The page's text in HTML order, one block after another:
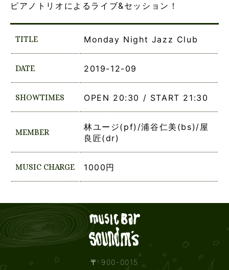
ピアノトリオによるライブ&セッション！
TITLE Monday Night Jazz Club
DATE 2019-12-09
SHOWTIMES OPEN 20:30 / START 21:30
MEMBER
林ユージ(pf)/浦谷仁美(bs)/屋
良匠(dr)
MUSIC CHARGE 1000円
〒 900-0015